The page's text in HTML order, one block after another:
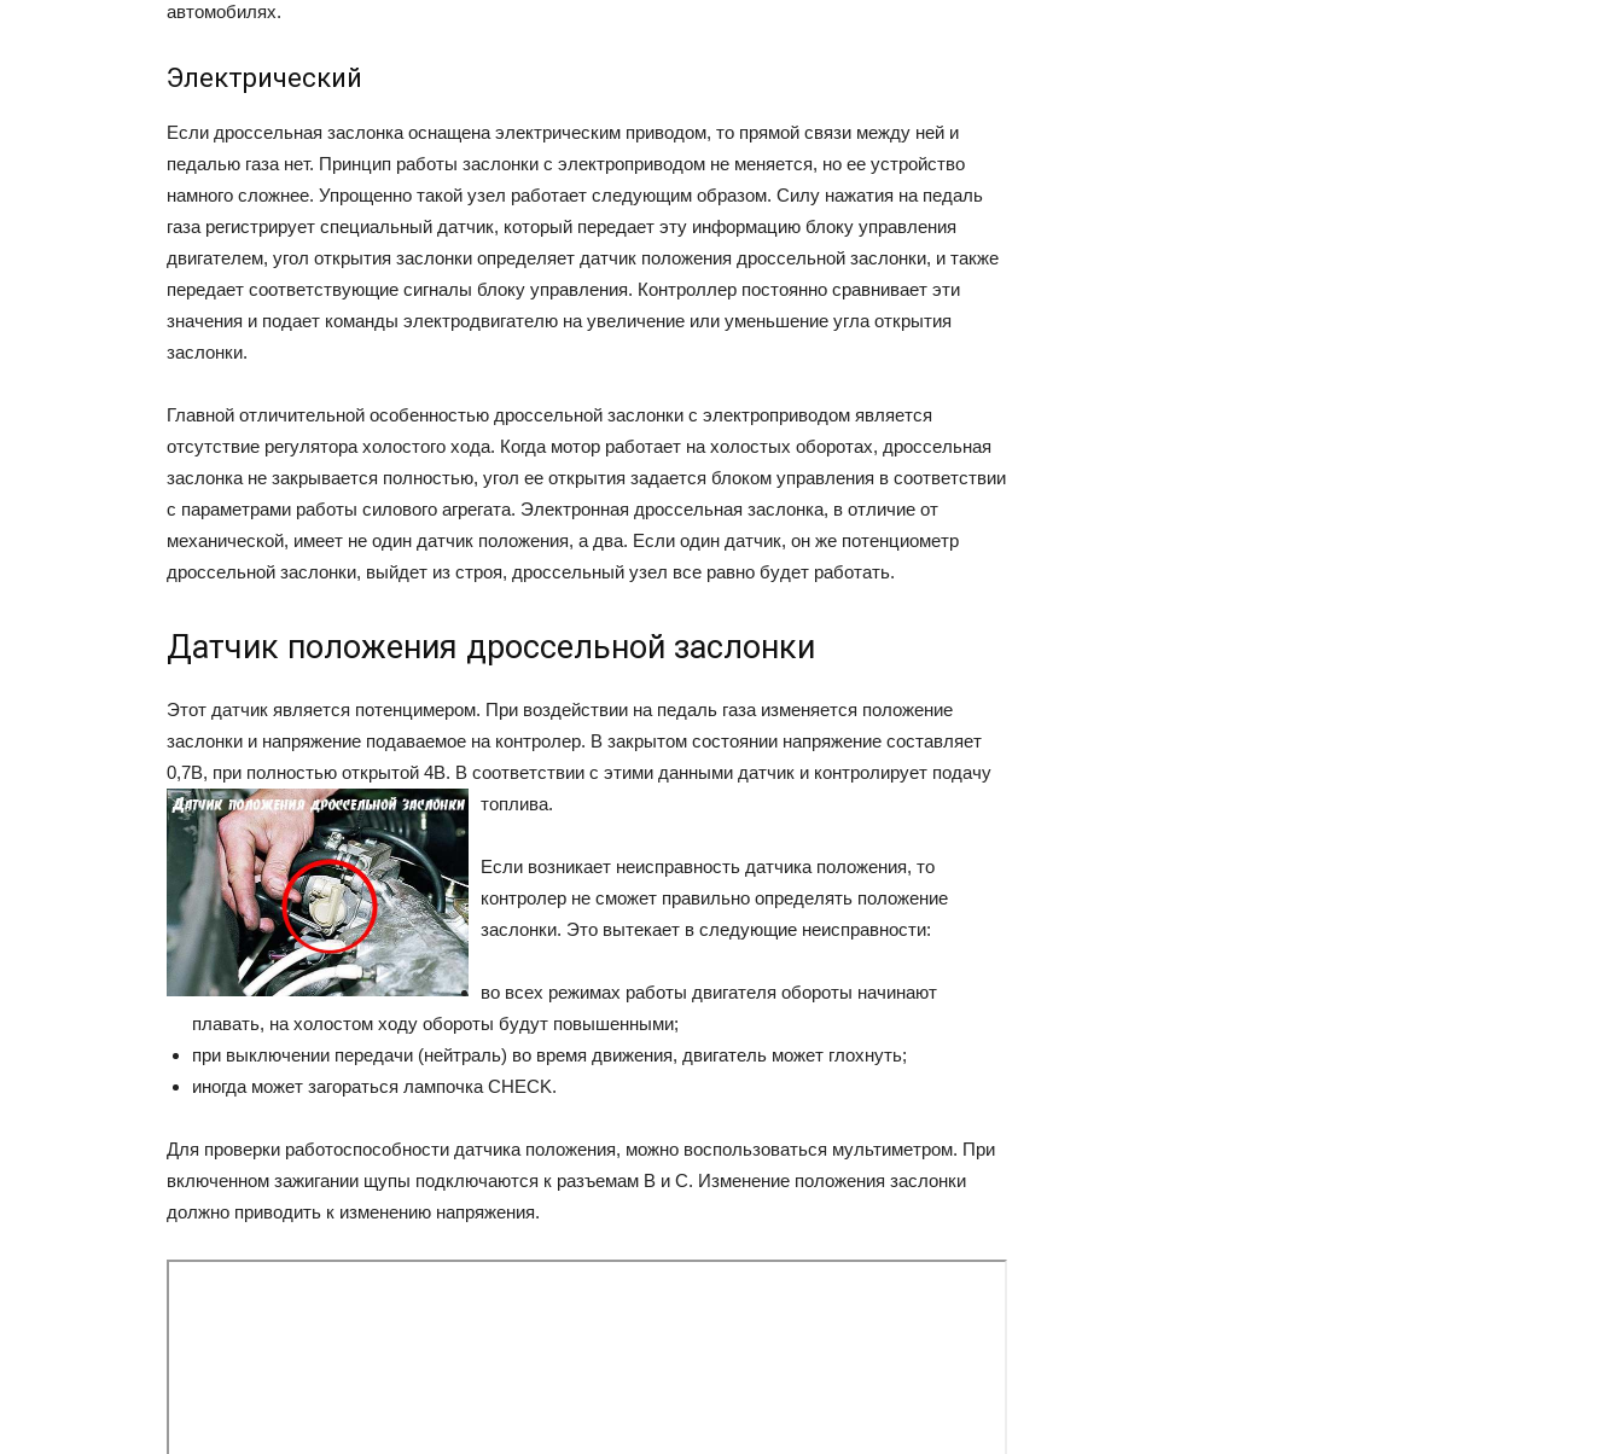
автомобилях.
Электрический
Если дроссельная заслонка оснащена электрическим приводом, то прямой связи между ней и
педалью газа нет. Принцип работы заслонки с электроприводом не меняется, но ее устройство
намного сложнее. Упрощенно такой узел работает следующим образом. Силу нажатия на педаль
газа регистрирует специальный датчик, который передает эту информацию блоку управления
двигателем, угол открытия заслонки определяет датчик положения дроссельной заслонки, и также
передает соответствующие сигналы блоку управления. Контроллер постоянно сравнивает эти
значения и подает команды электродвигателю на увеличение или уменьшение угла открытия
заслонки.
Главной отличительной особенностью дроссельной заслонки с электроприводом является
отсутствие регулятора холостого хода. Когда мотор работает на холостых оборотах, дроссельная
заслонка не закрывается полностью, угол ее открытия задается блоком управления в соответствии
с параметрами работы силового агрегата. Электронная дроссельная заслонка, в отличие от
механической, имеет не один датчик положения, а два. Если один датчик, он же потенциометр
дроссельной заслонки, выйдет из строя, дроссельный узел все равно будет работать.
Датчик положения дроссельной заслонки
Этот датчик является потенцимером. При воздействии на педаль газа изменяется положение
заслонки и напряжение подаваемое на контролер. В закрытом состоянии напряжение составляет
0,7В, при полностью открытой 4В. В соответствии с этими данными датчик и контролирует подачу
топлива.
Если возникает неисправность датчика положения, то
контролер не сможет правильно определять положение
заслонки. Это вытекает в следующие неисправности:
во всех режимах работы двигателя обороты начинают
плавать, на холостом ходу обороты будут повышенными;
при выключении передачи (нейтраль) во время движения, двигатель может глохнуть;
иногда может загораться лампочка CHECK.
Для проверки работоспособности датчика положения, можно воспользоваться мультиметром. При
включенном зажигании щупы подключаются к разъемам В и С. Изменение положения заслонки
должно приводить к изменению напряжения.